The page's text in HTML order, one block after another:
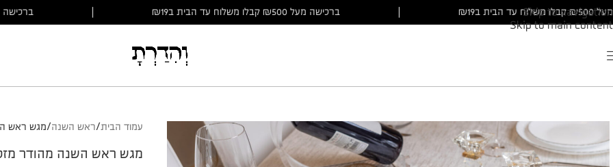
Skip to navigation
Skip to main content
ברכישה מעל ₪500 קבלו משלוח עד הבית ב₪19 ₪500 קבלו משלוח עד הבית ב₪19
עמוד הבית ראש השנה מגש ראש
מגש ראש השנה מהודר